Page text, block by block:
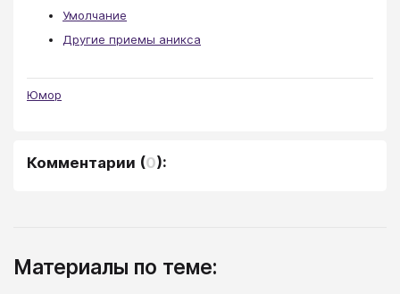
Умолчание
Другие приемы аникса
Юмор
Комментарии (0):
Материалы по теме: